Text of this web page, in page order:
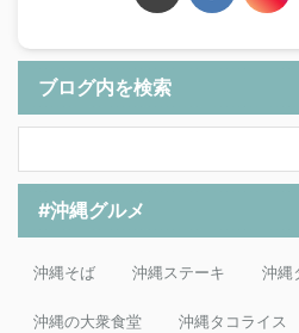
ブログ内を検索
#沖縄グルメ
沖縄そば 沖縄ステーキ 沖縄
沖縄の大衆食堂 沖縄タコライス